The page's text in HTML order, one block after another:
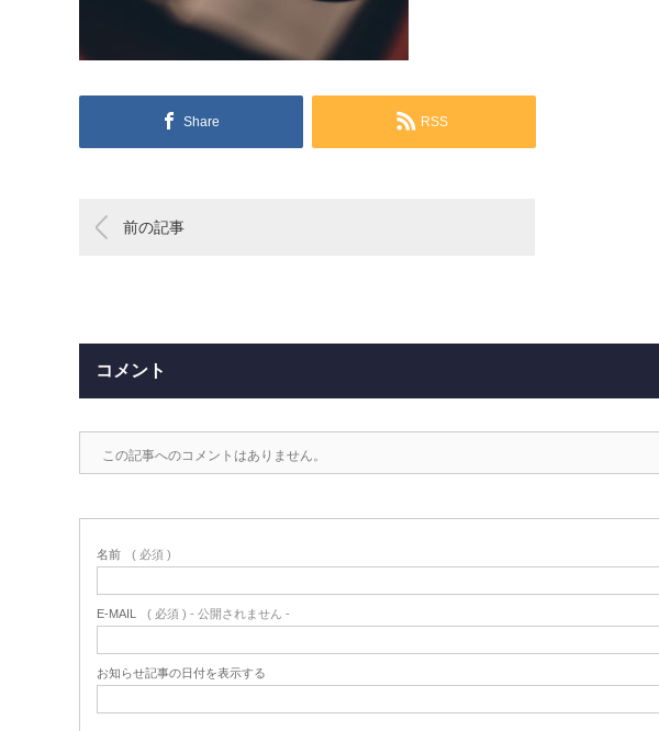
Share RSS
前の記事
コメント
この記事へのコメントはありません。
名前 ( 必須 )
E-MAIL ( 必須 ) - 公開されません -
お知らせ記事の日付を表示する